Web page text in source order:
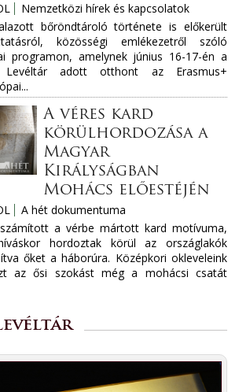
Nemzetközi hírek és kapcsolatok
bőröndtároló története is előkerült
közösségi emlékezetről szóló
programon, amelynek június 16-17-én a
Levéltár adott otthont az Erasmus+
A véres kard
körülhordozása a
Magyar
Királyságban
Mohács előestéjén
A hét dokumentuma
a vérbe mártott kard motívuma,
hordoztak körül az országlakók
őket a háborúra. Középkori okleveleink
az ősi szokást még a mohácsi csatát